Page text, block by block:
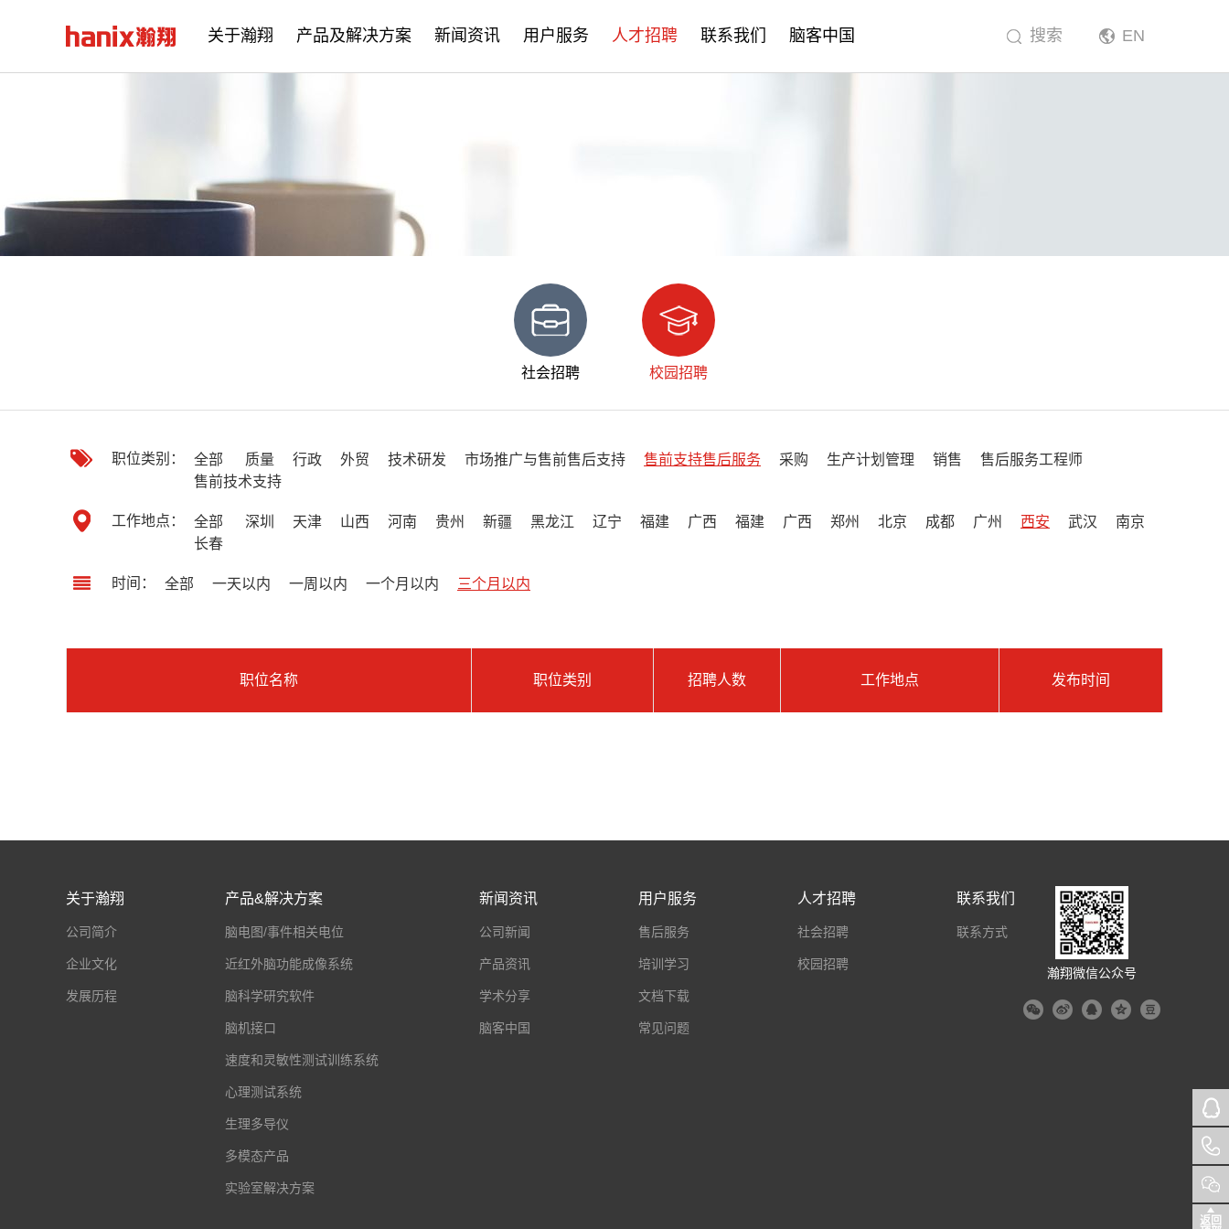
关于瀚翔 产品及解决方案 新闻资讯 用户服务 人才招聘 联系我们 脑客中国 EN
搜索
社会招聘 校园招聘
职位类别： 全部 质量 行政 外贸 技术研发 市场推广与售前售后支持 售前支持售后服务 采购 生产计划管理 销售
售后服务工程师
售前技术支持
工作地点： 全部 深圳 天津 山西 河南 贵州 新疆 黑龙江 辽宁 福建 广西 福建 广西 郑州 北京 成都 广州 西安 武汉
南京
长春
时间： 全部 一天以内 一周以内 一个月以内 三个月以内
职位名称 职位类别 招聘人数 工作地点 发布时间
瀚翔微信公众号
关于瀚翔
公司简介
企业文化
发展历程
产品&解决方案
脑电图/事件相关电位
近红外脑功能成像系统
脑科学研究软件
脑机接口
速度和灵敏性测试训练系统
心理测试系统
生理多导仪
多模态产品
实验室解决方案
新闻资讯
公司新闻
产品资讯
学术分享
脑客中国
用户服务
售后服务
培训学习
文档下载
常见问题
人才招聘
社会招聘
校园招聘
联系我们
联系方式
返回